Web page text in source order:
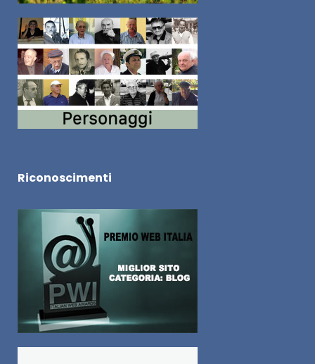
Riconoscimenti